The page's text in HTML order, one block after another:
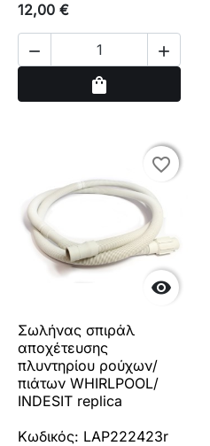
12,00 €
 
shopping_bag

favorite_border
favorite_border
Σωλήνας σπιράλ
αποχέτευσης
πλυντηρίου ρούχων/
πιάτων WHIRLPOOL/
INDESIT replica
Κωδικός: LAP222423r